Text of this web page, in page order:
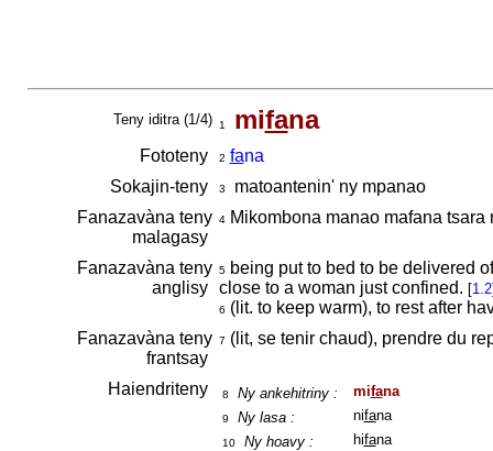
Teny iditra (1/4) 1 mifana
Fototeny 2 fana
Sokajin-teny
3
matoantenin' ny mpanao
Fanazavàna teny
malagasy
4Mikombona manao mafana tsara
Fanazavàna teny
anglisy
5being put to bed to be delivered
close to a woman just confined. [1.2
6 (lit. to keep warm), to rest after
Fanazavàna teny
frantsay
7 (lit, se tenir chaud), prendre du
Haiendriteny 8 Ny ankehitriny : mifana
9 Ny lasa : nifana
10 Ny hoavy : hifana